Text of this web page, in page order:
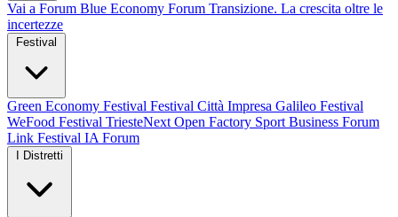
Vai a Forum Blue Economy Forum Transizione. La crescita oltre le
incertezze
Festival
Green Economy Festival Festival Città Impresa Galileo Festival
WeFood Festival TriesteNext Open Factory Sport Business Forum
Link Festival IA Forum
I Distretti